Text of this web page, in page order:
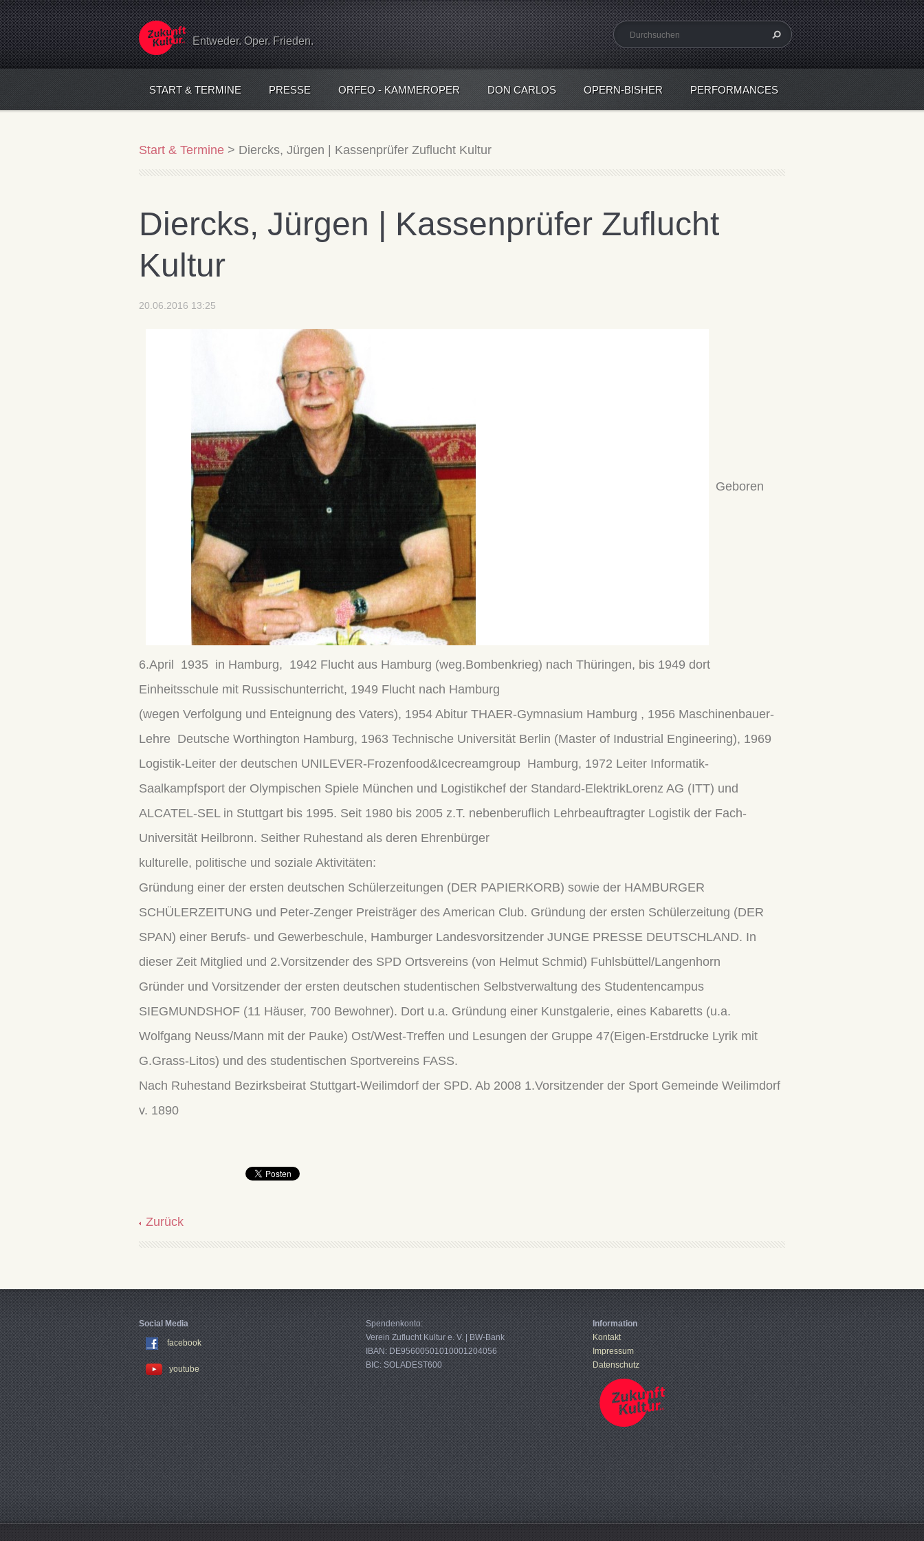
Entweder. Oper. Frieden.
START & TERMINE PRESSE ORFEO - KAMMEROPER DON CARLOS OPERN-BISHER PERFORMANCES
Start & Termine > Diercks, Jürgen | Kassenprüfer Zuflucht Kultur
Diercks, Jürgen | Kassenprüfer Zuflucht
Kultur
20.06.2016 13:25
Geboren
6.April 1935 in Hamburg, 1942 Flucht aus Hamburg (weg.Bombenkrieg) nach Thüringen, bis 1949 dort
Einheitsschule mit Russischunterricht, 1949 Flucht nach Hamburg
(wegen Verfolgung und Enteignung des Vaters), 1954 Abitur THAER-Gymnasium Hamburg , 1956 Maschinenbauer-
Lehre Deutsche Worthington Hamburg, 1963 Technische Universität Berlin (Master of Industrial Engineering), 1969
Logistik-Leiter der deutschen UNILEVER-Frozenfood&Icecreamgroup Hamburg, 1972 Leiter Informatik-
Saalkampfsport der Olympischen Spiele München und Logistikchef der Standard-ElektrikLorenz AG (ITT) und
ALCATEL-SEL in Stuttgart bis 1995. Seit 1980 bis 2005 z.T. nebenberuflich Lehrbeauftragter Logistik der Fach-
Universität Heilbronn. Seither Ruhestand als deren Ehrenbürger
kulturelle, politische und soziale Aktivitäten:
Gründung einer der ersten deutschen Schülerzeitungen (DER PAPIERKORB) sowie der HAMBURGER
SCHÜLERZEITUNG und Peter-Zenger Preisträger des American Club. Gründung der ersten Schülerzeitung (DER
SPAN) einer Berufs- und Gewerbeschule, Hamburger Landesvorsitzender JUNGE PRESSE DEUTSCHLAND. In
dieser Zeit Mitglied und 2.Vorsitzender des SPD Ortsvereins (von Helmut Schmid) Fuhlsbüttel/Langenhorn
Gründer und Vorsitzender der ersten deutschen studentischen Selbstverwaltung des Studentencampus
SIEGMUNDSHOF (11 Häuser, 700 Bewohner). Dort u.a. Gründung einer Kunstgalerie, eines Kabaretts (u.a.
Wolfgang Neuss/Mann mit der Pauke) Ost/West-Treffen und Lesungen der Gruppe 47(Eigen-Erstdrucke Lyrik mit
G.Grass-Litos) und des studentischen Sportvereins FASS.
Nach Ruhestand Bezirksbeirat Stuttgart-Weilimdorf der SPD. Ab 2008 1.Vorsitzender der Sport Gemeinde Weilimdorf
v. 1890
Zurück
Social Media
facebook
youtube
Spendenkonto:
Verein Zuflucht Kultur e. V. | BW-Bank
IBAN: DE95600501010001204056
BIC: SOLADEST600
Information
Kontakt
Impressum
Datenschutz